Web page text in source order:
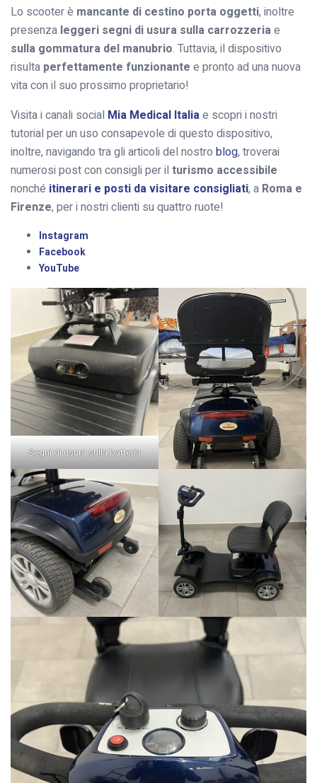
Lo scooter è mancante di cestino porta oggetti, inoltre
presenza leggeri segni di usura sulla carrozzeriae
sulla gommatura del manubrio. Tuttavia, il dispositivo
risulta perfettamente funzionante e pronto ad una nuova
vita con il suo prossimo proprietario!
Visita i canali social Mia Medical Italiae scopri i nostri
tutorial per un uso consapevole di questo dispositivo,
inoltre, navigando tra gli articoli del nostro blog, troverai
numerosi post con consigli per il turismo accessibile
nonché itinerari e posti da visitare consigliati, a Roma e
Firenze, per i nostri clienti su quattro ruote!
Instagram
Facebook
YouTube
Segni di usura sulla batteria